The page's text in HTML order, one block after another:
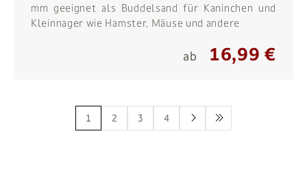
mm geeignet als Buddelsand für Kaninchen und
Kleinnager wie Hamster, Mäuse und andere
ab 16,99 €
1 2 3 4 > >>